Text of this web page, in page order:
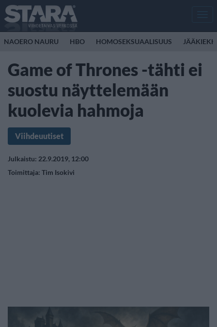
NAOERO NAURU HBO HOMOSEKSUAALISUUS
Game of Thrones -tähti ei
suostu näyttelemään
kuolevia hahmoja
Viihdeuutiset
Julkaistu: 22.9.2019, 12:00
Toimittaja: Tim Isokivi